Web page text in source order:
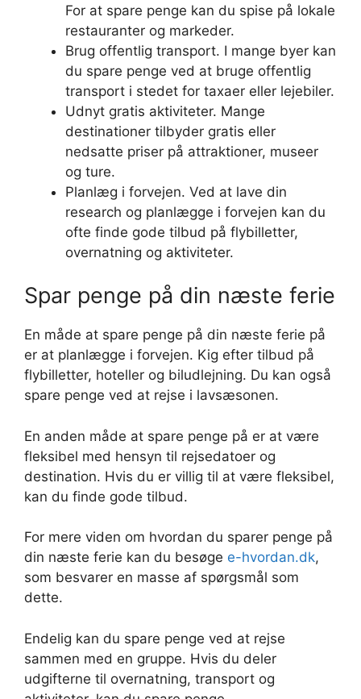
For at spare penge kan du spise på lokale
restauranter og markeder.
Brug offentlig transport. I mange byer kan
du spare penge ved at bruge offentlig
transport i stedet for taxaer eller lejebiler.
Udnyt gratis aktiviteter. Mange
destinationer tilbyder gratis eller
nedsatte priser på attraktioner, museer
og ture.
Planlæg i forvejen. Ved at lave din
research og planlægge i forvejen kan du
ofte finde gode tilbud på flybilletter,
overnatning og aktiviteter.
Spar penge på din næste ferie
En måde at spare penge på din næste ferie på
er at planlægge i forvejen. Kig efter tilbud på
flybilletter, hoteller og biludlejning. Du kan også
spare penge ved at rejse i lavsæsonen.
En anden måde at spare penge på er at være
fleksibel med hensyn til rejsedatoer og
destination. Hvis du er villig til at være fleksibel,
kan du finde gode tilbud.
For mere viden om hvordan du sparer penge på
din næste ferie kan du besøge e-hvordan.dk,
som besvarer en masse af spørgsmål som
dette.
Endelig kan du spare penge ved at rejse
sammen med en gruppe. Hvis du deler
udgifterne til overnatning, transport og